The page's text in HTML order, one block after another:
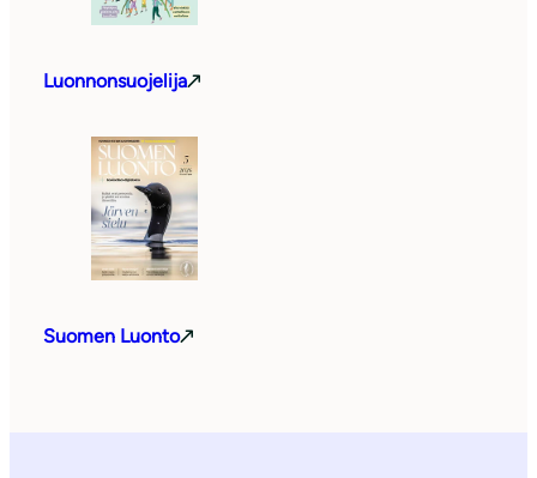
Luonnonsuojelija
Suomen Luonto